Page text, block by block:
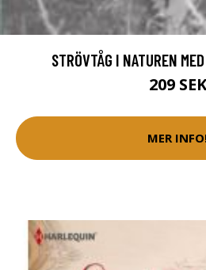
STRÖVTÅG I NATUREN
209 SEK
MER